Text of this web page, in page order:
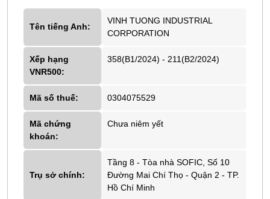
Tên tiếng Anh:
VINH TUONG INDUSTRIAL
CORPORATION
Xếp hạng
VNR500:
358(B1/2024) - 211(B2/2024)
Mã số thuế: 0304075529
Mã chứng
khoán:
Chưa niêm yết
Trụ sở chính:
Tầng 8 - Tòa nhà SOFIC, Số 10
Đường Mai Chí Thọ - Quận 2 - TP.
Hồ Chí Minh